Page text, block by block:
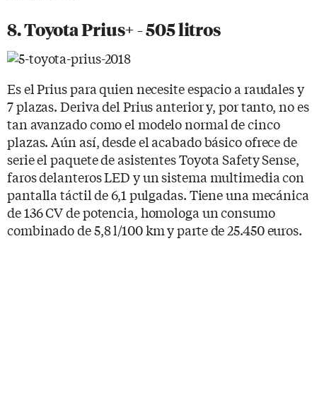
8. Toyota Prius+ - 505 litros
Es el Prius para quien necesite espacio a raudales y
7 plazas. Deriva del Prius anterior y, por tanto, no es
tan avanzado como el modelo normal de cinco
plazas. Aún así, desde el acabado básico ofrece de
serie el paquete de asistentes Toyota Safety Sense,
faros delanteros LED y un sistema multimedia con
pantalla táctil de 6,1 pulgadas. Tiene una mecánica
de 136 CV de potencia, homologa un consumo
combinado de 5,8 l/100 km y parte de 25.450 euros.